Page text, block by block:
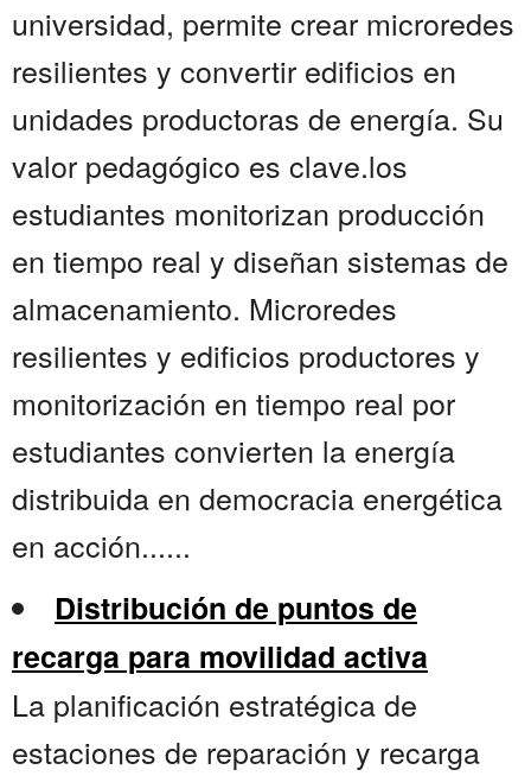
universidad, permite crear microredes
resilientes y convertir edificios en
unidades productoras de energía. Su
valor pedagógico es clave.los
estudiantes monitorizan producción
en tiempo real y diseñan sistemas de
almacenamiento. Microredes
resilientes y edificios productores y
monitorización en tiempo real por
estudiantes convierten la energía
distribuida en democracia energética
en acción......
Distribución de puntos de
recarga para movilidad activa
La planificación estratégica de
estaciones de reparación y recarga